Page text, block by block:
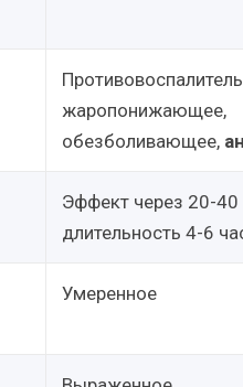
жаропонижающее,
обезболивающее,
Эффект через 20-40
длительность 4-6
Умеренное